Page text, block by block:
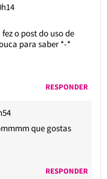
o post do uso de
para saber *-*
RESPONDER
que gostas
RESPONDER